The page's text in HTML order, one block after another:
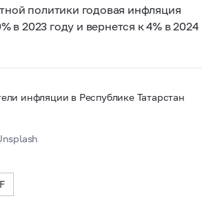
политики годовая инфляция
в 2023 году и вернется к 4% в 2024
инфляции в Республике Татарстан